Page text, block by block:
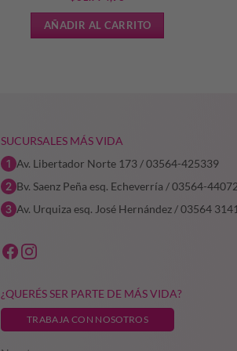
AÑADIR AL CARRITO
SUCURSALES MÁS VIDA
Av. Libertador Norte 173 / 03564-425339
Bv. Saenz Peña esq. Echeverría / 03564-
Av. Urquiza esq. José Hernández / 03564
¿QUERÉS SER PARTE DE MÁS VIDA?
TRABAJA CON NOSOTROS